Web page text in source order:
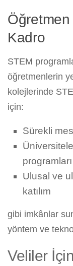
Kadro
STEM
öğretmenlerin
kolejlerinde
için:
Sürekli
programları
Ulusal ve
katılım
gibi imkânlar
yöntem ve
Veliler